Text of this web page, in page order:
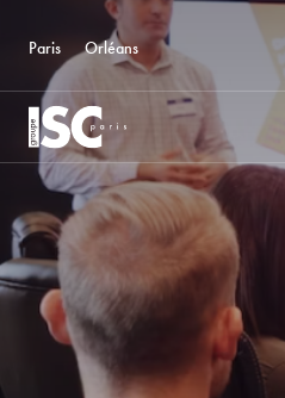
Paris Orléans